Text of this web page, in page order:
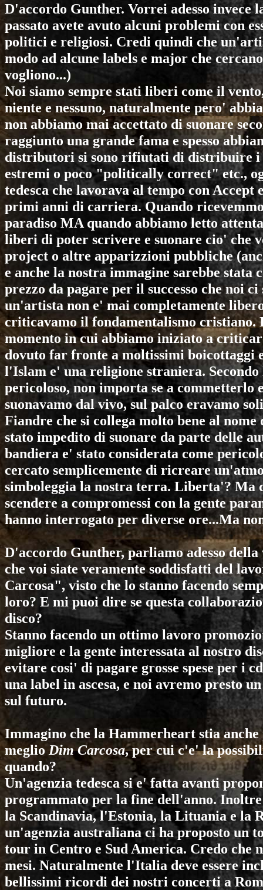
D'accordo Gunther. Vorrei adesso invece
passato avete avuto alcuni problemi con
politici e religiosi. Credi quindi che
modo ad alcune labels e major che
vogliono...)
Noi siamo sempre stati liberi come il
niente e nessuno, naturalmente pero'
non abbiamo mai accettato di suonare
raggiunto una grande fama e spesso
distributori si sono rifiutati di distribuire i
estremi o poco "politically correct" etc.,
tedesca che lavorava al tempo conAccept
primi anni di carriera. Quando
paradiso MA quando abbiamo letto
liberi di poter scrivere e suonare cio' che
project o altre apparizzioni pubbliche
e anche la nostra immagine sarebbe
prezzo da pagare per il successo che noi
un'artista non e' mai completamente
criticavamo il fondamentalismo
momento in cui abbiamo iniziato a
dovuto far fronte a moltissimi boicottaggi
l'Islam e' una religione straniera.
pericoloso, non importa se a commetterlo
suonavamo dal vivo, sul palco eravamo
Fiandre che si collega molto bene al
stato impedito di suonare da parte delle
bandiera e' stato considerata come
cercato semplicemente di ricreare
simboleggia la nostra terra. Liberta'? Ma
scendere a compromessi con la gente
hanno interrogato per diverse ore...Ma
D'accordo Gunther, parliamo adesso
che voi siate veramente soddisfatti del
Carcosa", visto che lo stanno facendo
loro? E mi puoi dire se questa
disco?
Stanno facendo un ottimo lavoro
migliore e la gente interessata al nostro
evitare cosi' di pagare grosse spese per i
una label in ascesa, e noi avremo presto
sul futuro.
Immagino che la Hammerheart stia
meglioDim Carcosa, per cui c'e' la
quando?
Un'agenzia tedesca si e' fatta avanti
programmato per la fine dell'anno.
la Scandinavia, l'Estonia, la Lituania e la
un'agenzia australiana ci ha proposto un
tour in Centro e Sud America. Credo che
mesi. Naturalmente l'Italia deve essere
bellissimi ricordi dei nostri concerti a